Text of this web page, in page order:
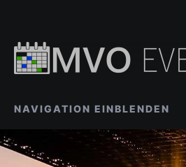
NAVIGATION EINBLENDEN